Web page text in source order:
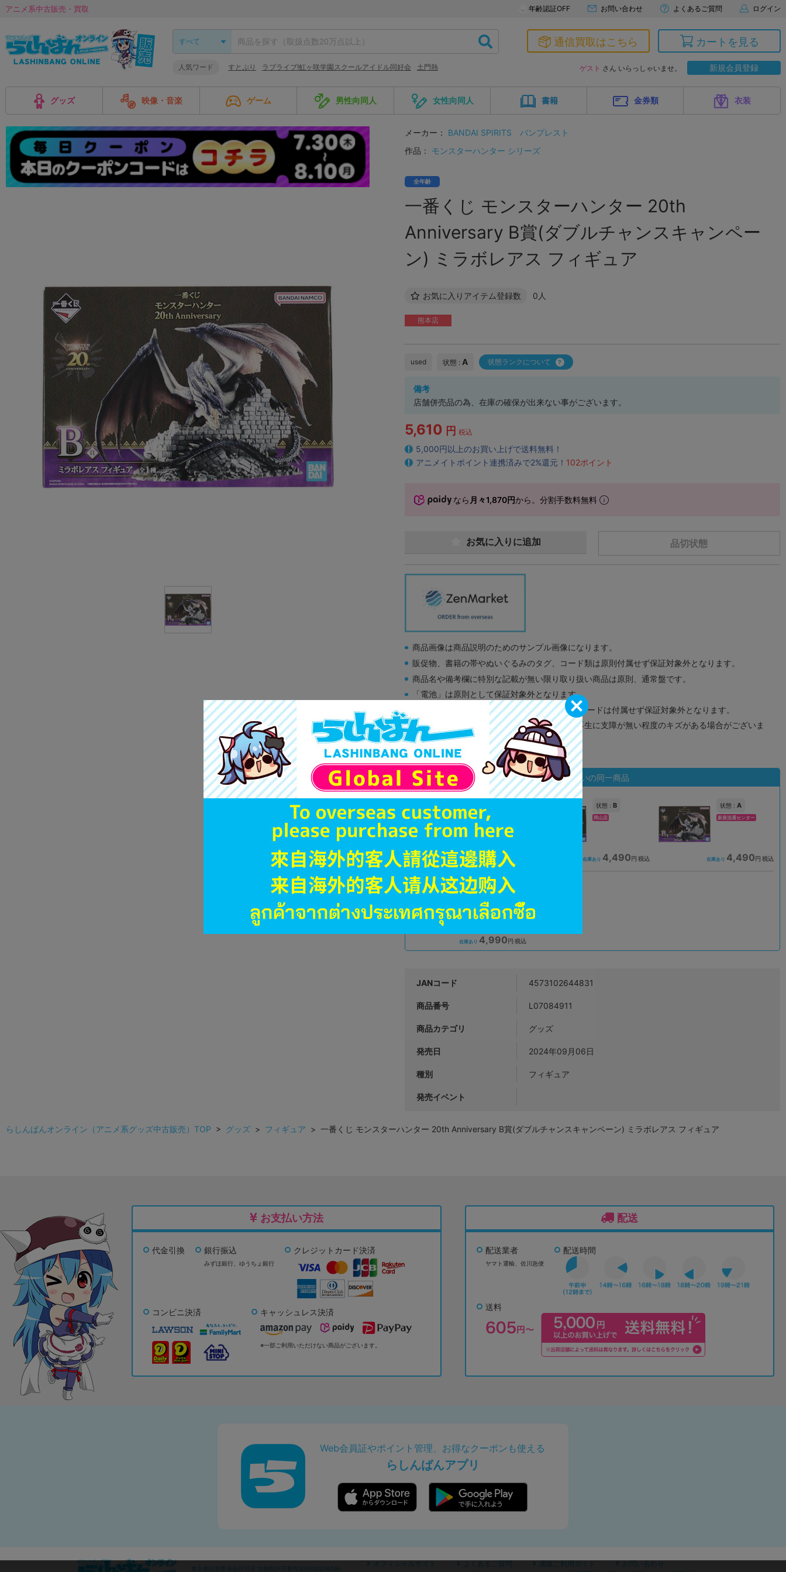
アニメ系中古販売・買取 年齢認証OFF お問い合わせ よくあるご質問 ログイン
人気ワード すとぷり ラブライブ!虹ヶ咲学園スクールアイドル同好会 土門熱
通信買取はこちら カートを見る
ゲスト さん いらっしゃいませ。 新規会員登録
グッズ 映像・音楽 ゲーム 男性向同人 女性向同人 書籍 金券類 衣装
メーカー： BANDAI SPIRITS
バンプレスト
作品：
モンスターハンター シリーズ
全年齢
一番くじ モンスターハンター 20th
Anniversary B賞(ダブルチャンスキャンペー
ン) ミラボレアス フィギュア
お気に入りアイテム登録数 0人
熊本店
used 状態 : A 状態ランクについて
備考
店舗併売品の為、在庫の確保が出来ない事がございます。
5,610 円 税込
5,000円以上のお買い上げで送料無料！
アニメイトポイント連携済みで2%還元！ 102ポイント
なら 月々1,870円から。分割手数料無料
品切状態
お気に入りに追加
商品画像は商品説明のためのサンプル画像になります。
販促物、書籍の帯やぬいぐるみのタグ、コード類は原則付属せず保証対象外となります。
商品名や備考欄に特別な記載が無い限り取り扱い商品は原則、通常盤です。
「電池」は原則として保証対象外となります。
ゲーム機本体には、SDカードなどのメモリーカードは付属せず保証対象外となります。
ディスク類の読み取り面のキズに関しまして再生に支障が無い程度のキズがある場合がございま
す。
※詳細につきましてはコチラ
状態違いの同一商品
オンライン
品切状態 4,490円 税込
状態 : B
岡山店
在庫あり 4,490 円 税込
状態 : A
新座流通センター
在庫あり 4,490 円 税込
新入荷 状態 :B
在庫あり 4,990円 税込
JANコード 4573102644831
商品番号 L07084911
商品カテゴリ グッズ
発売日 2024年09月06日
種別 フィギュア
発売イベント
らしんばんオンライン（アニメ系グッズ中古販売）TOP > グッズ > フィギュア > 一番くじ モンスターハンター 20th Anniversary B賞(ダブルチャンスキャンペーン) ミラボレアス フィギュア
お支払い方法
代金引換 銀行振込
みずほ銀行、 ゆうちょ銀行
クレジットカード決済
コンビニ決済 キャッシュレス決済
※一部ご利用いただけない商品がございます。
配送
配送業者
ヤマト運輸、佐川急便
配送時間
送料
Web会員証やポイント管理、お得なクーポンも使える
らしんばんアプリ
東京都公安委員会許可済 古物商許可番号305500206246
オフィシャルサイト よくあるご質問 通販ご利用ガイド
お問い合わせ